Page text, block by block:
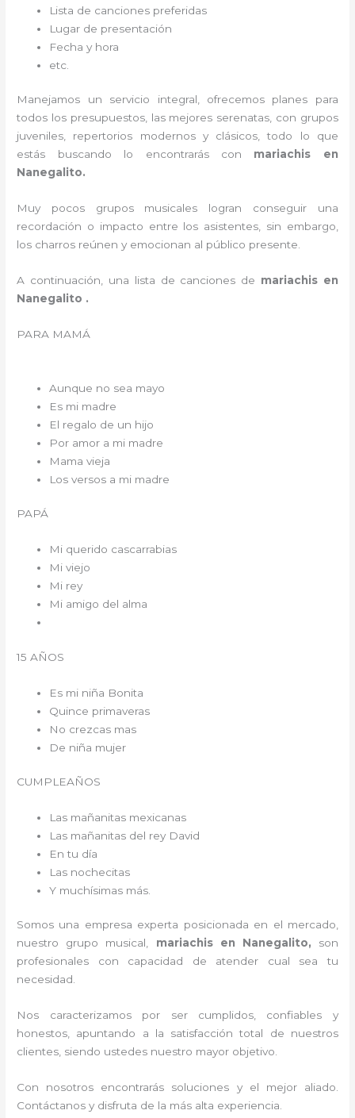
Lista de canciones preferidas
Lugar de presentación
Fecha y hora
etc.
Manejamos un servicio integral, ofrecemos planes para
todos los presupuestos, las mejores serenatas, con grupos
juveniles, repertorios modernos y clásicos, todo lo que
estás buscando lo encontrarás con mariachis en
Nanegalito.
Muy pocos grupos musicales logran conseguir una
recordación o impacto entre los asistentes, sin embargo,
los charros reúnen y emocionan al público presente.
A continuación, una lista de canciones de mariachis en
Nanegalito .
PARA MAMÁ
Aunque no sea mayo
Es mi madre
El regalo de un hijo
Por amor a mi madre
Mama vieja
Los versos a mi madre
PAPÁ
Mi querido cascarrabias
Mi viejo
Mi rey
Mi amigo del alma
15 AÑOS
Es mi niña Bonita
Quince primaveras
No crezcas mas
De niña mujer
CUMPLEAÑOS
Las mañanitas mexicanas
Las mañanitas del rey David
En tu día
Las nochecitas
Y muchísimas más.
Somos una empresa experta posicionada en el mercado,
nuestro grupo musical, mariachis en Nanegalito, son
profesionales con capacidad de atender cual sea tu
necesidad.
Nos caracterizamos por ser cumplidos, confiables y
honestos, apuntando a la satisfacción total de nuestros
clientes, siendo ustedes nuestro mayor objetivo.
Con nosotros encontrarás soluciones y el mejor aliado.
Contáctanos y disfruta de la más alta experiencia.